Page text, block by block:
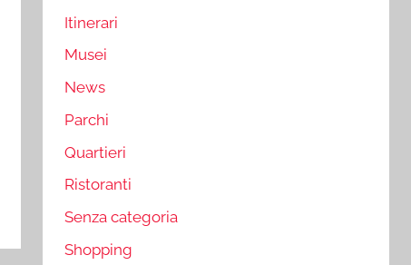
Itinerari
Musei
News
Parchi
Quartieri
Ristoranti
Senza categoria
Shopping